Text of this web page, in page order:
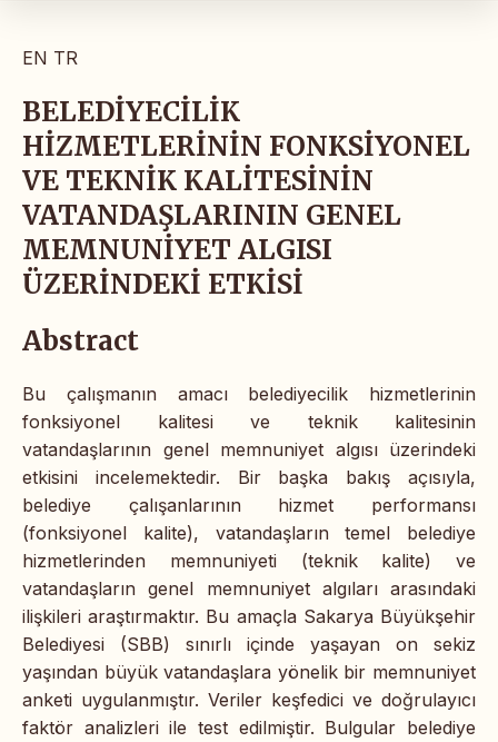
EN TR
BELEDİYECİLİK
HİZMETLERİNİN FONKSİYONEL
VE TEKNİK KALİTESİNİN
VATANDAŞLARININ GENEL
MEMNUNİYET ALGISI
ÜZERİNDEKİ ETKİSİ
Abstract
Bu çalışmanın amacı belediyecilik hizmetlerinin
fonksiyonel kalitesi ve teknik kalitesinin
vatandaşlarının genel memnuniyet algısı üzerindeki
etkisini incelemektedir. Bir başka bakış açısıyla,
belediye çalışanlarının hizmet performansı
(fonksiyonel kalite), vatandaşların temel belediye
hizmetlerinden memnuniyeti (teknik kalite) ve
vatandaşların genel memnuniyet algıları arasındaki
ilişkileri araştırmaktır. Bu amaçla Sakarya Büyükşehir
Belediyesi (SBB) sınırlı içinde yaşayan on sekiz
yaşından büyük vatandaşlara yönelik bir memnuniyet
anketi uygulanmıştır. Veriler keşfedici ve doğrulayıcı
faktör analizleri ile test edilmiştir. Bulgular belediye